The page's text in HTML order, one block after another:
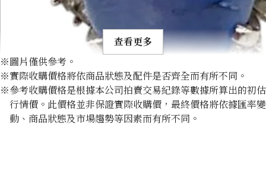
Pt･Pm900 Star Sapphire Diamond Ring 10.97ct
查看更多
※圖片僅供參考。
※實際收購價格將依商品狀態及配件是否齊全而有所不同。
※參考收購價格是根據本公司拍賣交易紀錄等數據所算出的初估
行情價。此價格並非保證實際收購價，最終價格將依據匯率變
動、商品狀態及市場趨勢等因素而有所不同。